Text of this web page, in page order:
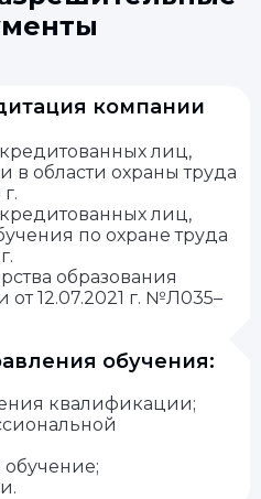
компании
лиц,
в области охраны труда
лиц,
по охране труда
образования
от 12.07.2021 г. №Л035–
обучения:
квалификации;